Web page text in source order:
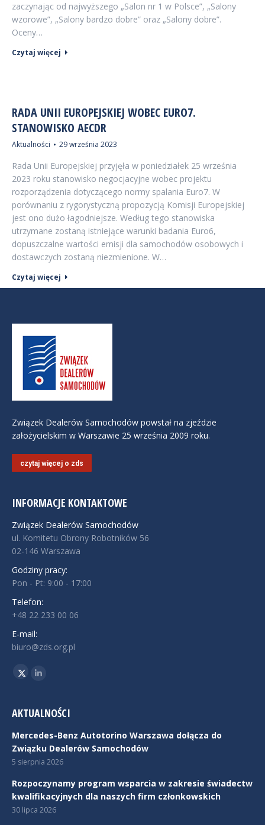
zaczynając od najwyższego „Salon nr 1 w Polsce”, „Salony
wzorowe”, „Salony bardzo dobre” oraz „Salony dobre”.
Oceny…
Czytaj więcej
RADA UNII EUROPEJSKIEJ WOBEC EURO7.
STANOWISKO AECDR
Aktualności 29 września 2023
Rada Unii Europejskiej przyjęła w poniedziałek 25 września
2023 roku stanowisko negocjacyjne wobec projektu
rozporządzenia dotyczącego normy spalania Euro7. W
porównaniu z rygorystyczną propozycją Komisji Europejskiej
jest ono dużo łagodniejsze. Według tego stanowiska
utrzymane zostaną istniejące warunki badania Euro6,
dopuszczalne wartości emisji dla samochodów osobowych i
dostawczych zostaną niezmienione. W…
Czytaj więcej
Związek Dealerów Samochodów powstał na zjeździe
założycielskim w Warszawie 25 września 2009 roku.
czytaj więcej o zds
INFORMACJE KONTAKTOWE
Związek Dealerów Samochodów
ul. Komitetu Obrony Robotników 56
02-146 Warszawa
Godziny pracy:
Pon - Pt: 9:00 - 17:00
Telefon:
+48 22 233 00 06
E-mail:
biuro@zds.org.pl
Znajdź nas na:
TwitterLinkedin
AKTUALNOŚCI
Mercedes-Benz Autotorino Warszawa dołącza do
Związku Dealerów Samochodów
5 sierpnia 2026
Rozpoczynamy program wsparcia w zakresie świadectw
kwalifikacyjnych dla naszych firm członkowskich
30 lipca 2026